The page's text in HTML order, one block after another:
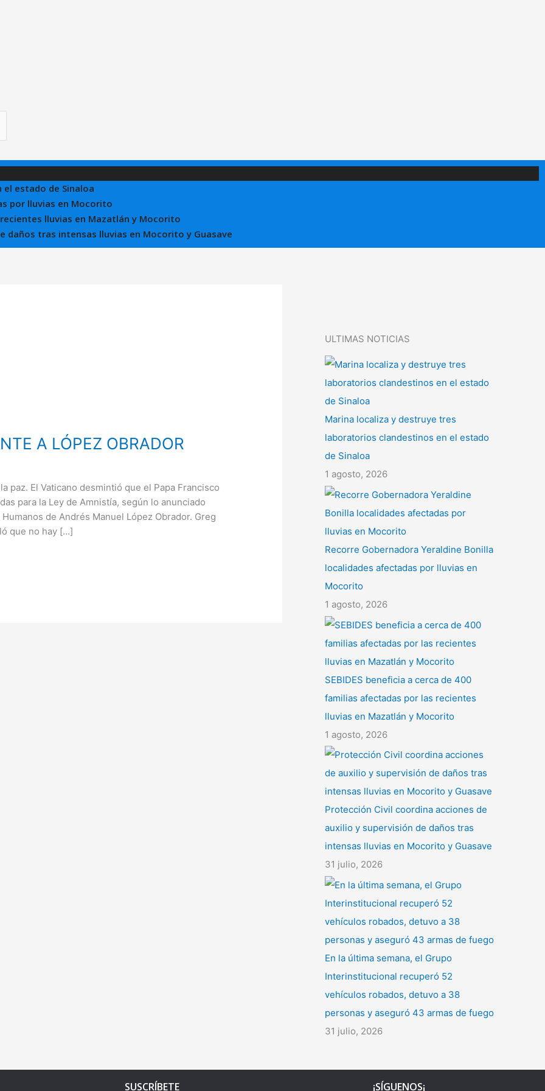
estado de Sinaloa
por lluvias en Mocorito
lluvias en Mazatlán y Mocorito
daños tras intensas lluvias en Mocorito y Guasave
A LÓPEZ OBRADOR
paz. El Vaticano desmintió que el Papa Francisco
para la Ley de Amnistía, según lo anunciado
de Andrés Manuel López Obrador. Greg
que no hay […]
ULTIMAS NOTICIAS
Marina localiza y destruye tres
laboratorios clandestinos en el estado
de Sinaloa
1 agosto, 2026
Recorre Gobernadora Yeraldine Bonilla
localidades afectadas por lluvias en
Mocorito
1 agosto, 2026
SEBIDES beneficia a cerca de 400
familias afectadas por las recientes
lluvias en Mazatlán y Mocorito
1 agosto, 2026
Protección Civil coordina acciones de
auxilio y supervisión de daños tras
intensas lluvias en Mocorito y Guasave
31 julio, 2026
En la última semana, el Grupo
Interinstitucional recuperó 52
vehículos robados, detuvo a 38
personas y aseguró 43 armas de fuego
31 julio, 2026
SUSCRÍBETE ¡SÍGUENOS¡